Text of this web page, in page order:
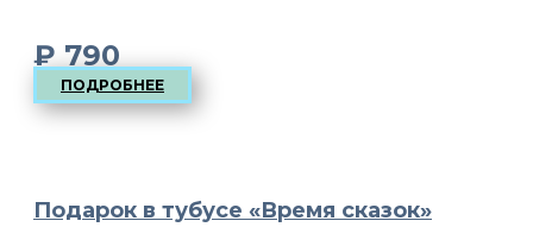
₽790
ПОДРОБНЕЕ
Подарок в тубусе «Время сказок»